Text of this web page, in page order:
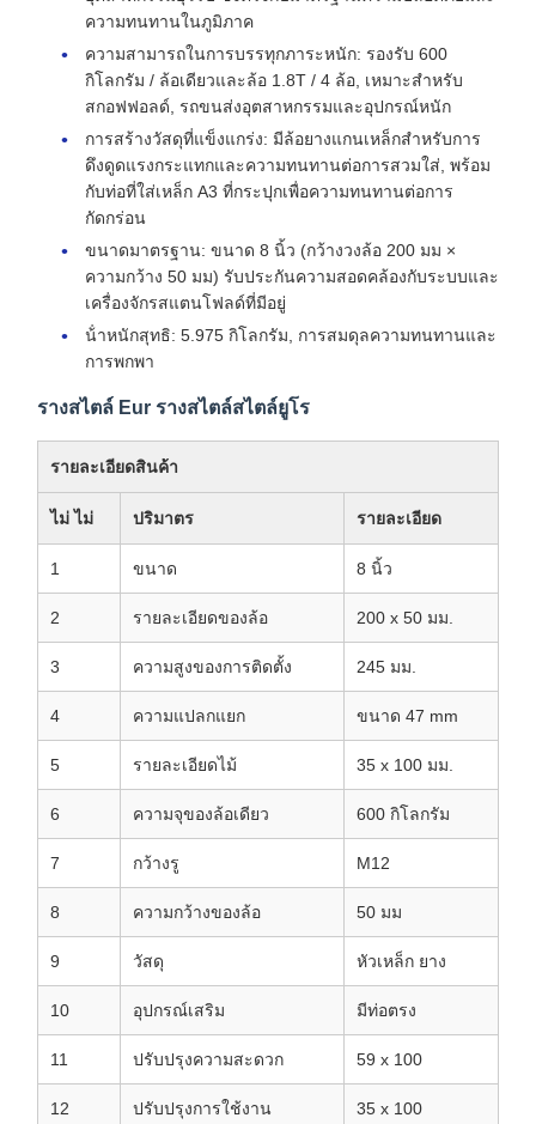
ความทนทานในภูมิภาค
ความสามารถในการบรรทุกภาระหนัก: รองรับ 600
กิโลกรัม / ล้อเดียวและล้อ 1.8T / 4 ล้อ, เหมาะสําหรับ
สกอฟฟอลด์, รถขนส่งอุตสาหกรรมและอุปกรณ์หนัก
การสร้างวัสดุที่แข็งแกร่ง: มีล้อยางแกนเหล็กสําหรับการ
ดึงดูดแรงกระแทกและความทนทานต่อการสวมใส่, พร้อม
กับท่อที่ใส่เหล็ก A3 ที่กระปุกเพื่อความทนทานต่อการ
กัดกร่อน
ขนาดมาตรฐาน: ขนาด 8 นิ้ว (กว้างวงล้อ 200 มม ×
ความกว้าง 50 มม) รับประกันความสอดคล้องกับระบบและ
เครื่องจักรสแตนโฟลด์ที่มีอยู่
น้ําหนักสุทธิ: 5.975 กิโลกรัม, การสมดุลความทนทานและ
การพกพา
รางสไตล์ Eur รางสไตล์สไตล์ยูโร
รายละเอียดสินค้า
ไม่ ไม่ ปริมาตร รายละเอียด
1 ขนาด 8 นิ้ว
2 รายละเอียดของล้อ 200 x 50 มม.
3 ความสูงของการติดตั้ง 245 มม.
4 ความแปลกแยก ขนาด 47 mm
5 รายละเอียดไม้ 35 x 100 มม.
6 ความจุของล้อเดียว 600 กิโลกรัม
7 กว้างรู M12
8 ความกว้างของล้อ 50 มม
9 วัสดุ หัวเหล็ก ยาง
10 อุปกรณ์เสริม มีท่อตรง
11 ปรับปรุงความสะดวก 59 x 100
12 ปรับปรุงการใช้งาน 35 x 100